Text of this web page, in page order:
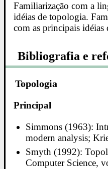
Familiarização com a
idéias de topologia.
com as principais idéias
Bibliografia e
Topologia
Principal
Simmons (1963):
modern analysis;
Smyth (1992):
Computer Science,